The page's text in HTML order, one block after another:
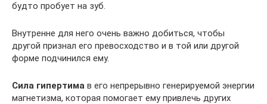
будто пробует на зуб.
Внутренне для него очень важно добиться, чтобы
другой признал его превосходство и в той или другой
форме подчинился ему.
Сила гипертима в его непрерывно генерируемой энергии
магнетизма, которая помогает ему привлечь других